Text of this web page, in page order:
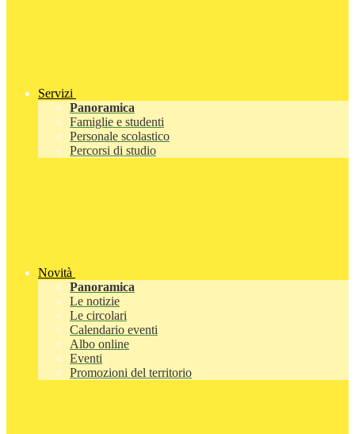
Servizi
Panoramica
Famiglie e studenti
Personale scolastico
Percorsi di studio
Novità
Panoramica
Le notizie
Le circolari
Calendario eventi
Albo online
Eventi
Promozioni del territorio